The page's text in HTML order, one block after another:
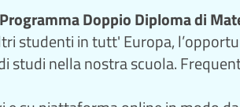
Programma Doppio Diploma di
studenti in tutt' Europa,
nella nostra scuola.